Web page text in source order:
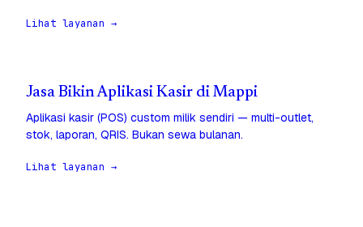
Lihat layanan →
Jasa Bikin Aplikasi Kasir di Mappi
Aplikasi kasir (POS) custom milik sendiri — multi-outlet,
stok, laporan, QRIS. Bukan sewa bulanan.
Lihat layanan →